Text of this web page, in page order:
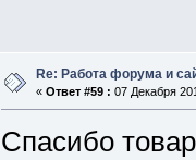
Re: Работа форума и
« Ответ #59 : 07 Декабря
Спасибо